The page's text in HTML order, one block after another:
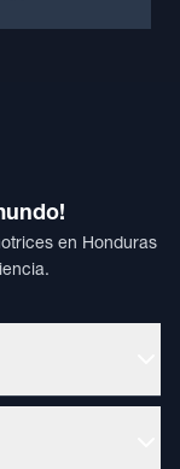
en Honduras